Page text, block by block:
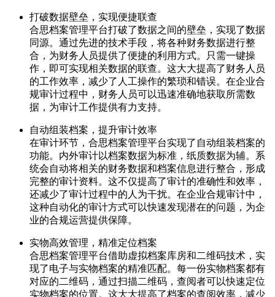
打破数据壁垒，实现便捷联查
合思档案管理平台打破了数据之间的壁垒，实现了数据
同源。通过先进的技术手段，将各种财务数据进行整
合，为财务人员提供了便捷的利用方式。只需一键操
作，即可实现相关数据的联查。这大大提高了财务人员
的工作效率，减少了人工操作的繁琐和错误。在企业合
规审计过程中，财务人员可以迅速准确地获取所需数
据，为审计工作提供有力支持。
自动组装档案，提升审计效率
在审计环节，合思档案管理平台实现了自动组装档案的
功能。内外审计以档案数据为标准，纸质数据为辅。系
统会自动将相关的财务数据和档案信息进行整合，形成
完整的审计资料。这不仅提高了审计的准确性和效率，
还减少了审计过程中的人为干扰。在企业合规审计中，
这种自动化的审计方式可以快速发现潜在的问题，为企
业的合规运营提供保障。
实物高效管理，精准定位档案
合思档案管理平台借助虚拟档案库房和二维码技术，实
现了电子与实物档案的精准匹配。每一份实物档案都有
对应的二维码，通过扫描二维码，查阅者可以快速定位
实物档案的位置。这大大提高了档案的查阅效率，减少